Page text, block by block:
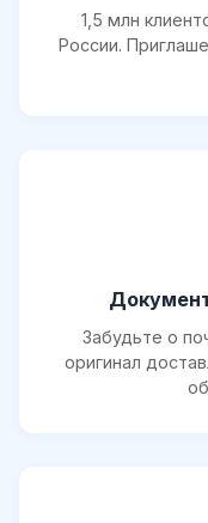
1,5 млн
России.
Забудьте о
оригинал